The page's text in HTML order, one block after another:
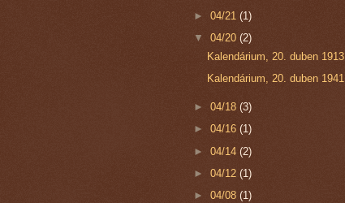
► 04/21 (1)
▼ 04/20 (2)
Kalendárium, 20. duben 1913
Kalendárium, 20. duben 1941
► 04/18 (3)
► 04/16 (1)
► 04/14 (2)
► 04/12 (1)
► 04/08 (1)